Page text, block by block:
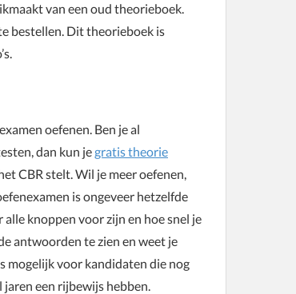
van een oud theorieboek.
bestellen. Dit theorieboek is
oefenen. Ben je al
dan kun jegratis theorie
CBR stelt. Wil je meer oefenen,
is ongeveer hetzelfde
alle knoppen voor zijn en hoe snel je
antwoorden te zien en weet je
mogelijk voor kandidaten die nog
een rijbewijs hebben.